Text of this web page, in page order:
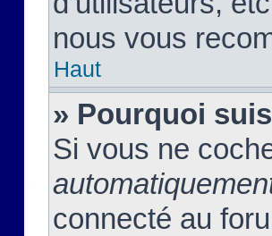
nous vous
Haut
» Pourquoi
Si vous ne
connecté au